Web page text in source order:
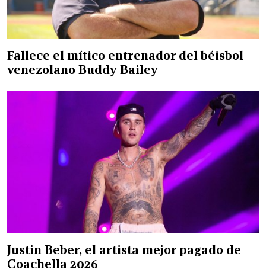
Fallece el mítico entrenador del béisbol
venezolano Buddy Bailey
Justin Beber, el artista mejor pagado de
Coachella 2026